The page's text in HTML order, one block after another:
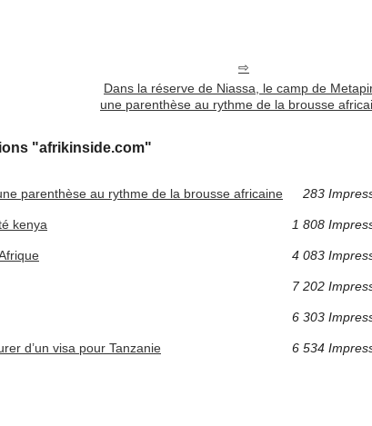
Dans la réserve de Niassa, le camp de
une parenthèse au rythme de la brousse
"afrikinside.com"
parenthèse au rythme de la brousse africaine 283
kenya 1 808
4 083
7 202
6 303
d’un visa pour Tanzanie 6 534